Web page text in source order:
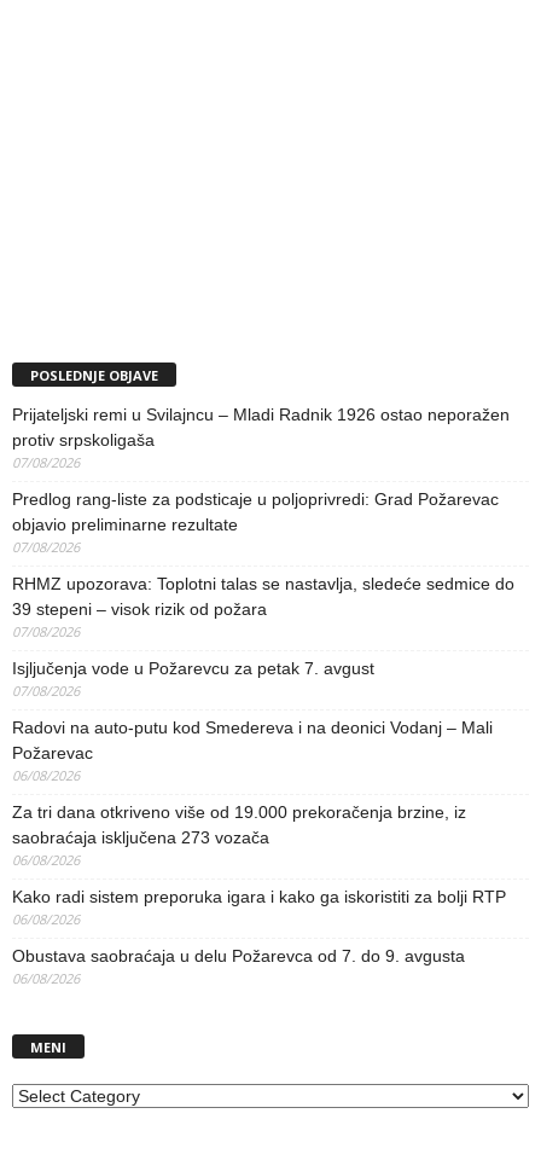
POSLEDNJE OBJAVE
Prijateljski remi u Svilajncu – Mladi Radnik 1926 ostao neporažen
protiv srpskoligaša
07/08/2026
Predlog rang-liste za podsticaje u poljoprivredi: Grad Požarevac
objavio preliminarne rezultate
07/08/2026
RHMZ upozorava: Toplotni talas se nastavlja, sledeće sedmice do
39 stepeni – visok rizik od požara
07/08/2026
Isjljučenja vode u Požarevcu za petak 7. avgust
07/08/2026
Radovi na auto-putu kod Smedereva i na deonici Vodanj – Mali
Požarevac
06/08/2026
Za tri dana otkriveno više od 19.000 prekoračenja brzine, iz
saobraćaja isključena 273 vozača
06/08/2026
Kako radi sistem preporuka igara i kako ga iskoristiti za bolji RTP
06/08/2026
Obustava saobraćaja u delu Požarevca od 7. do 9. avgusta
06/08/2026
MENI
MENI